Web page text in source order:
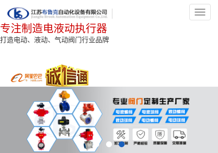
专注制造电液动执行器
打造电动、液动、气动阀门行业品牌